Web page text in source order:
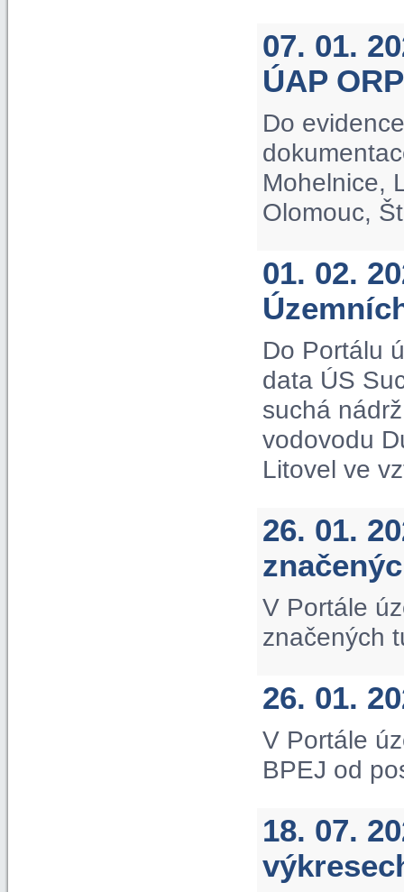
07. 01.
ÚAP ORP
Do
Mohelnice,
Olomouc,
01. 02.
Do Portálu
data ÚS
suchá
vodovodu
Litovel ve
26. 01.
V Portále
značených
26. 01.
V Portále
BPEJ od
18. 07.